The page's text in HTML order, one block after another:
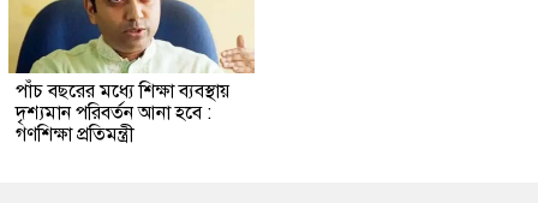
পাঁচ বছরের মধ্যে শিক্ষা ব্যবস্থায়
দৃশ্যমান পরিবর্তন আনা হবে :
গণশিক্ষা প্রতিমন্ত্রী